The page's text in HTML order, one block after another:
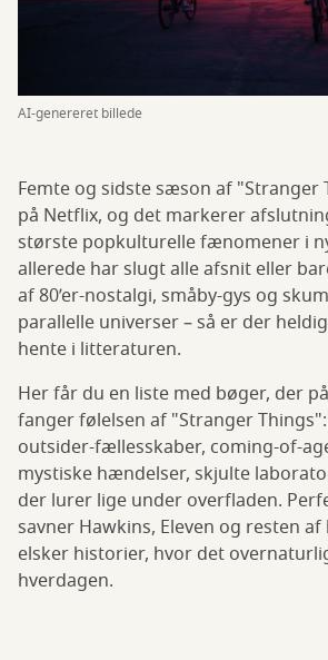
AI-genereret billede
Femte og sidste sæson af "Stranger
på Netflix, og det markerer
største popkulturelle fænomener i
allerede har slugt alle afsnit eller
af 80’er-nostalgi, småby-gys og
parallelle universer – så er der
hente i litteraturen.
Her får du en liste med bøger, der
fanger følelsen af "Stranger
outsider-fællesskaber, coming-of-
mystiske hændelser, skjulte
der lurer lige under overfladen.
savner Hawkins, Eleven og resten
elsker historier, hvor det
hverdagen.